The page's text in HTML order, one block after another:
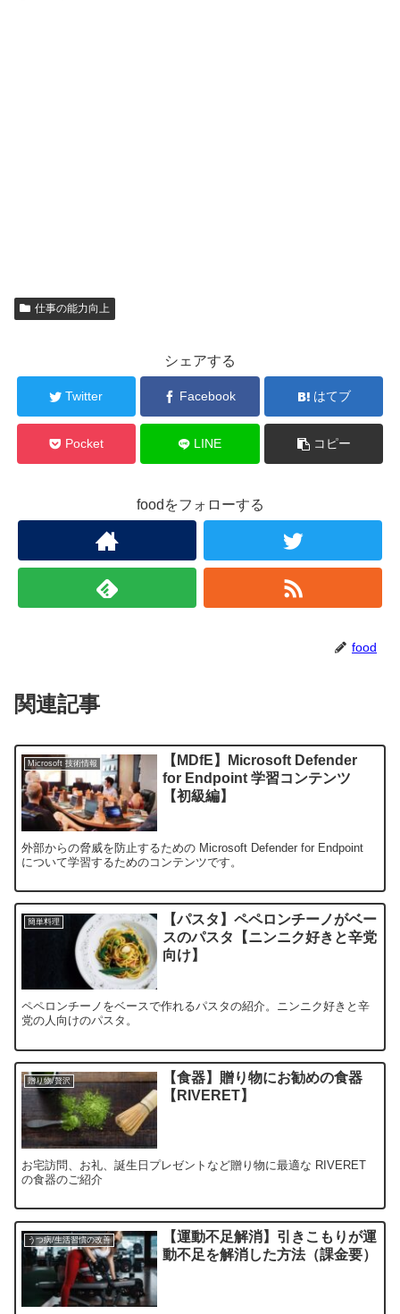
仕事の能力向上
シェアする
Twitter Facebook はてブ
Pocket LINE コピー
foodをフォローする
food
関連記事
Microsoft 技術情報
【MDfE】Microsoft Defender
for Endpoint 学習コンテンツ
【初級編】
外部からの脅威を防止するための Microsoft Defender for Endpoint
について学習するためのコンテンツです。
簡単料理
【パスタ】ペペロンチーノがベー
スのパスタ【ニンニク好きと辛党
向け】
ペペロンチーノをベースで作れるパスタの紹介。ニンニク好きと辛
党の人向けのパスタ。
贈り物/贅沢
【食器】贈り物にお勧めの食器
【RIVERET】
お宅訪問、お礼、誕生日プレゼントなど贈り物に最適な RIVERET
の食器のご紹介
うつ病/生活習慣の改善
【運動不足解消】引きこもりが運
動不足を解消した方法（課金要）